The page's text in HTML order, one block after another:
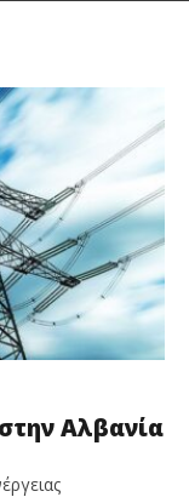
Αλβανία